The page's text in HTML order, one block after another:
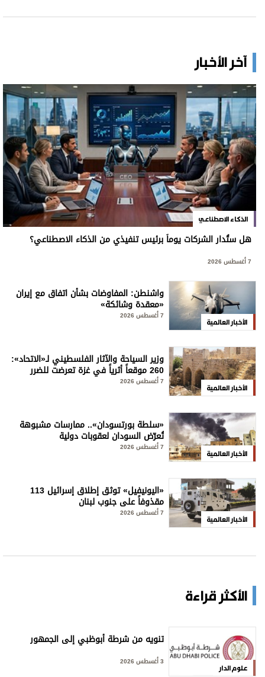
آخر الأخبار
الذكاء الاصطناعي
هل ستُدار الشركات يوماً برئيس تنفيذي من الذكاء الاصطناعي؟
الأخبار العالمية
واشنطن: المفاوضات بشأن اتفاق مع إيران
«معقدة وشائكة»
الأخبار العالمية
وزير السياحة والآثار الفلسطيني لـ«الاتحاد»:
260 موقعاً أثرياً في غزة تعرضت للضرر
الأخبار العالمية
«سلطة بورتسودان».. ممارسات مشبوهة
تُعرّض السودان لعقوبات دولية
الأخبار العالمية
«اليونيفيل» توثق إطلاق إسرائيل 113
مقذوفاً على جنوب لبنان
الأكثر قراءة
علوم الدار
تنويه من شرطة أبوظبي إلى الجمهور